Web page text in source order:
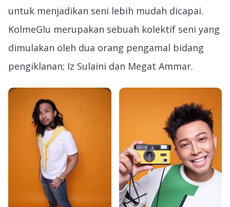
untuk menjadikan seni lebih mudah dicapai.
KolmeGlu merupakan sebuah kolektif seni yang
dimulakan oleh dua orang pengamal bidang
pengiklanan; Iz Sulaini dan Megat Ammar.